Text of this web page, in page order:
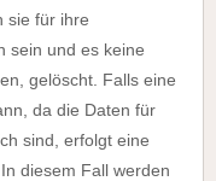
sie für ihre
sein und es keine
gelöscht. Falls eine
da die Daten für
sind, erfolgt eine
diesem Fall werden